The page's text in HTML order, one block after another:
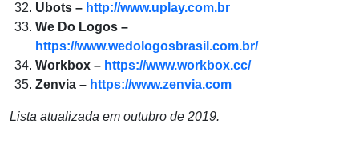
Ubots – http://www.uplay.com.br
We Do Logos –
https://www.wedologosbrasil.com.br/
Workbox – https://www.workbox.cc/
Zenvia – https://www.zenvia.com
Lista atualizada em outubro de 2019.